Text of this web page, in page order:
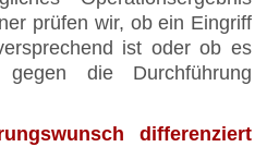
prüfen wir, ob ein Eingriff
ist oder ob es
die Durchführung
differenziert